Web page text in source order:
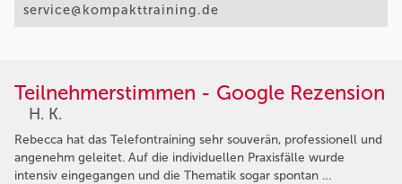
service@kompakttraining.de
Teilnehmerstimmen - Google Rezension
H. K.
Rebecca hat das Telefontraining sehr souverän, professionell und
angenehm geleitet. Auf die individuellen Praxisfälle wurde
intensiv eingegangen und die Thematik sogar spontan …